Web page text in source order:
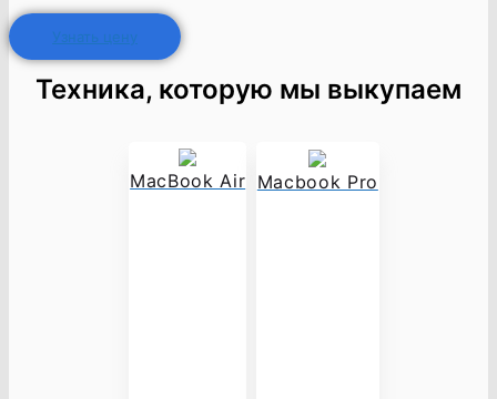
Узнать цену
Техника, которую мы выкупаем
MacBook Air Macbook Pro